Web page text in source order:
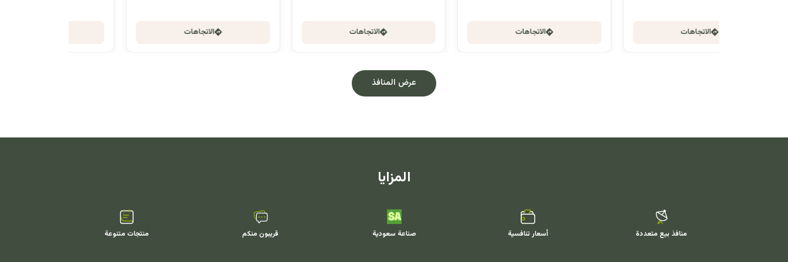
عرض المنافذ
المزايا
منافذ بيع متعددة أسعار تنافسية صناعة سعودية قريبون منكم منتجات متنوعة